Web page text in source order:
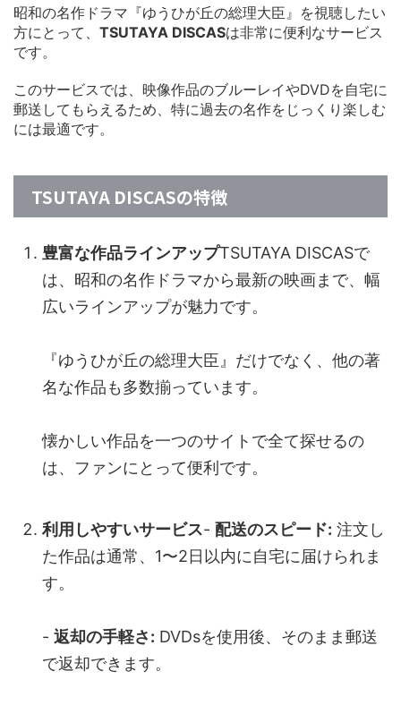
昭和の名作ドラマ『ゆうひが丘の総理大臣』を視聴したい
方にとって、 TSUTAYA DISCASは非常に便利なサービス
です。
このサービスでは、映像作品のブルーレイやDVDを自宅に
郵送してもらえるため、特に過去の名作をじっくり楽しむ
には最適です。
TSUTAYA DISCASの特徴
豊富な作品ラインアップTSUTAYA DISCASで
は、昭和の名作ドラマから最新の映画まで、幅
広いラインアップが魅力です。
『ゆうひが丘の総理大臣』だけでなく、他の著
名な作品も多数揃っています。
懐かしい作品を一つのサイトで全て探せるの
は、ファンにとって便利です。
利用しやすいサービス- 配送のスピード: 注文し
た作品は通常、1〜2日以内に自宅に届けられま
す。
- 返却の手軽さ: DVDsを使用後、そのまま郵送
で返却できます。